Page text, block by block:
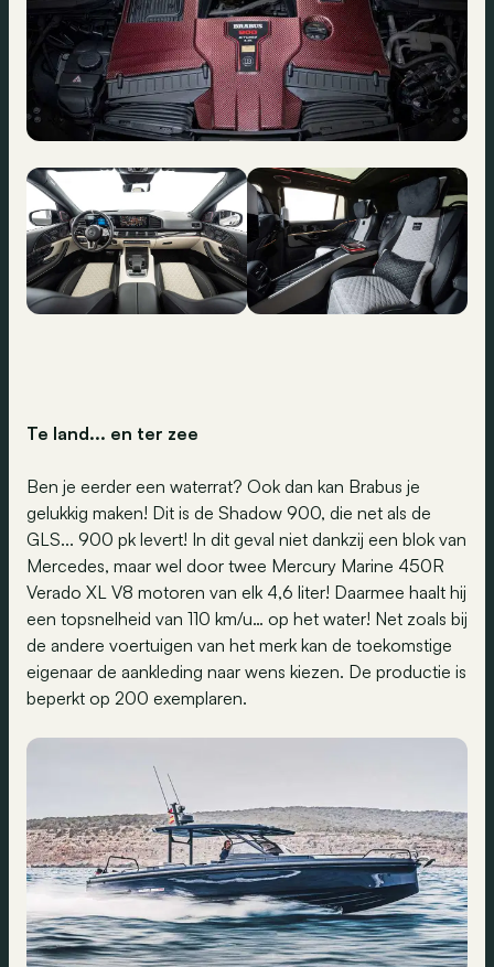
Te land... en ter zee
Ben je eerder een waterrat? Ook dan kan Brabus je
gelukkig maken! Dit is de Shadow 900, die net als de
GLS... 900 pk levert! In dit geval niet dankzij een blok van
Mercedes, maar wel door twee Mercury Marine 450R
Verado XL V8 motoren van elk 4,6 liter! Daarmee haalt hij
een topsnelheid van 110 km/u… op het water! Net zoals bij
de andere voertuigen van het merk kan de toekomstige
eigenaar de aankleding naar wens kiezen. De productie is
beperkt op 200 exemplaren.